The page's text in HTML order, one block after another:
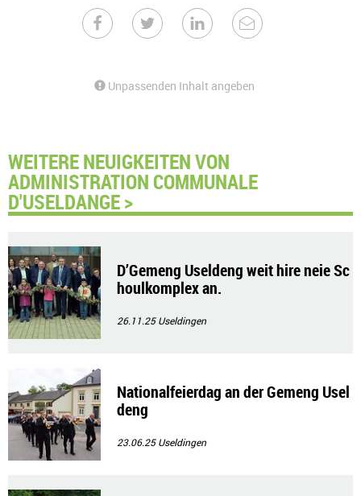
Unpassenden Inhalt angeben
WEITERE NEUIGKEITEN VON
ADMINISTRATION COMMUNALE
D'USELDANGE >
D’Gemeng Useldeng weit hire neie Sc
houlkomplex an.
26.11.25Useldingen
Nationalfeierdag an der Gemeng Usel
deng
23.06.25Useldingen